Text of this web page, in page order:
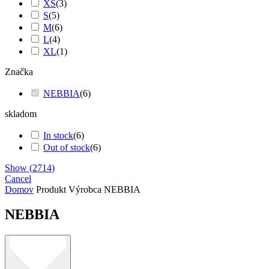
XS(3)
S(5)
M(6)
L(4)
XL(1)
Značka
NEBBIA(6)
skladom
In stock(6)
Out of stock(6)
Show (2714)
Cancel
Domov Produkt Výrobca NEBBIA
NEBBIA